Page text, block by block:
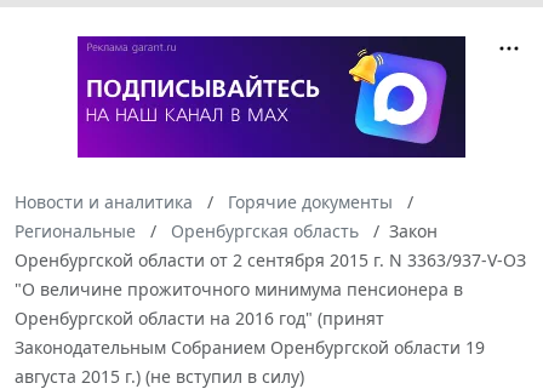
Новости и аналитика
Горячие документы
Региональные
Оренбургская область
Закон
Оренбургской области от 2 сентября 2015 г. N 3363/937-V-ОЗ
"О величине прожиточного минимума пенсионера в
Оренбургской области на 2016 год" (принят
Законодательным Собранием Оренбургской области 19
августа 2015 г.) (не вступил в силу)